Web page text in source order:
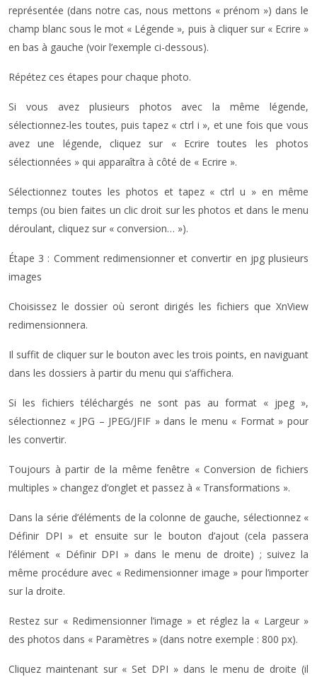
représentée (dans notre cas, nous mettons « prénom ») dans le
champ blanc sous le mot « Légende », puis à cliquer sur « Ecrire »
en bas à gauche (voir l’exemple ci-dessous).
Répétez ces étapes pour chaque photo.
Si vous avez plusieurs photos avec la même légende,
sélectionnez-les toutes, puis tapez « ctrl i », et une fois que vous
avez une légende, cliquez sur « Ecrire toutes les photos
sélectionnées » qui apparaîtra à côté de « Ecrire ».
Sélectionnez toutes les photos et tapez « ctrl u » en même
temps (ou bien faites un clic droit sur les photos et dans le menu
déroulant, cliquez sur « conversion… »).
Étape 3 : Comment redimensionner et convertir en jpg plusieurs
images
Choisissez le dossier où seront dirigés les fichiers que XnView
redimensionnera.
Il suffit de cliquer sur le bouton avec les trois points, en naviguant
dans les dossiers à partir du menu qui s’affichera.
Si les fichiers téléchargés ne sont pas au format « jpeg »,
sélectionnez « JPG – JPEG/JFIF » dans le menu « Format » pour
les convertir.
Toujours à partir de la même fenêtre « Conversion de fichiers
multiples » changez d’onglet et passez à « Transformations ».
Dans la série d’éléments de la colonne de gauche, sélectionnez «
Définir DPI » et ensuite sur le bouton d’ajout (cela passera
l’élément « Définir DPI » dans le menu de droite) ; suivez la
même procédure avec « Redimensionner image » pour l’importer
sur la droite.
Restez sur « Redimensionner l’image » et réglez la « Largeur »
des photos dans « Paramètres » (dans notre exemple : 800 px).
Cliquez maintenant sur « Set DPI » dans le menu de droite (il